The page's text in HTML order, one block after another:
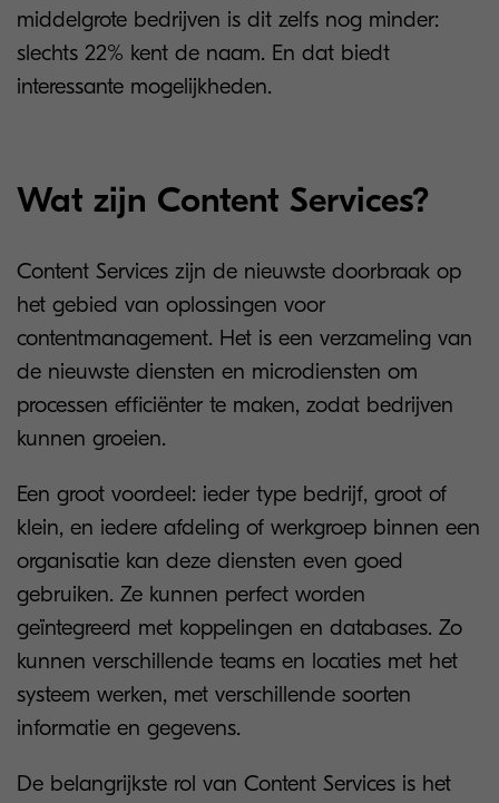
middelgrote bedrijven is dit zelfs nog minder:
slechts 22% kent de naam. En dat biedt
interessante mogelijkheden.
Wat zijn Content Services?
Content Services zijn de nieuwste doorbraak op
het gebied van oplossingen voor
contentmanagement. Het is een verzameling van
de nieuwste diensten en microdiensten om
processen efficiënter te maken, zodat bedrijven
kunnen groeien.
Een groot voordeel: ieder type bedrijf, groot of
klein, en iedere afdeling of werkgroep binnen een
organisatie kan deze diensten even goed
gebruiken. Ze kunnen perfect worden
geïntegreerd met koppelingen en databases. Zo
kunnen verschillende teams en locaties met het
systeem werken, met verschillende soorten
informatie en gegevens.
De belangrijkste rol van Content Services is het